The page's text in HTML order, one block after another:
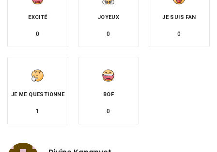
EXCITÉ
0
JOYEUX
0
JE SUIS FAN
0
JE ME QUESTIONNE
1
BOF
0